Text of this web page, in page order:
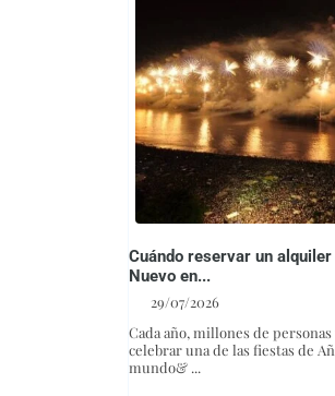
Cuándo reservar un
Nuevo en...
29/07/2026
Cada año, millones de
celebrar una de las fiestas de
mundo& ...